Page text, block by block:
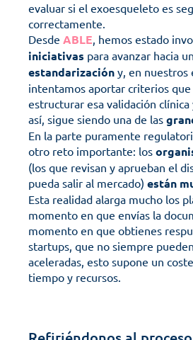
evaluar si el exoesqueleto es
correctamente.
Desde ABLE
iniciativas para avanzar hacia
estandarización y, en nuestros
intentamos aportar criterios que
estructurar esa validación
así, sigue siendo una de las
En la parte puramente
otro reto importante: los
(los que revisan y aprueban el
pueda salir al mercado) están
Esta realidad alarga mucho los
momento en que envías la
momento en que obtienes
startups, que no siempre
aceleradas, esto supone un
tiempo y recursos.